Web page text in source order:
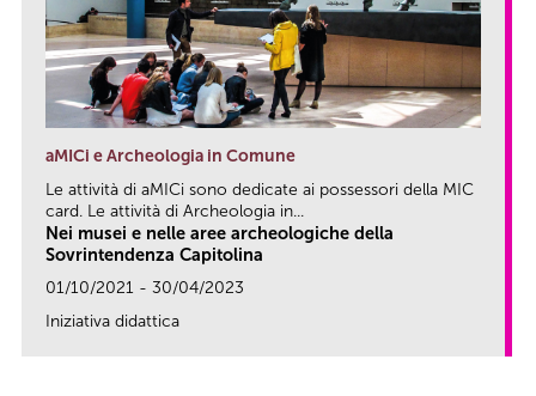
aMICi e Archeologia in Comune
Le attività di aMICi sono dedicate ai possessori della MIC
card. Le attività di Archeologia in...
Nei musei e nelle aree archeologiche della
Sovrintendenza Capitolina
01/10/2021 - 30/04/2023
Iniziativa didattica